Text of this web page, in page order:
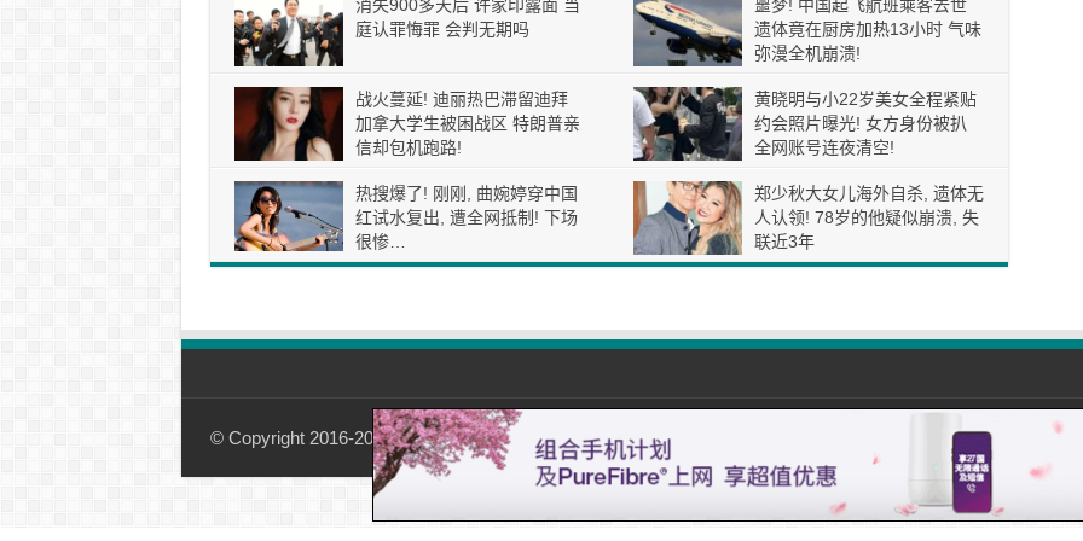
消失900多天后 许家印露面 当
庭认罪悔罪 会判无期吗
噩梦! 中国起飞航班乘客去世
遗体竟在厨房加热13小时 气味
弥漫全机崩溃!
战火蔓延! 迪丽热巴滞留迪拜
加拿大学生被困战区 特朗普亲
信却包机跑路!
黄晓明与小22岁美女全程紧贴
约会照片曝光! 女方身份被扒
全网账号连夜清空!
热搜爆了! 刚刚, 曲婉婷穿中国
红试水复出, 遭全网抵制! 下场
很惨…
郑少秋大女儿海外自杀, 遗体无
人认领! 78岁的他疑似崩溃, 失
联近3年
© Copyright 2016-2026, 加国观察-01simple.com All Rights Reserved. | | Email: